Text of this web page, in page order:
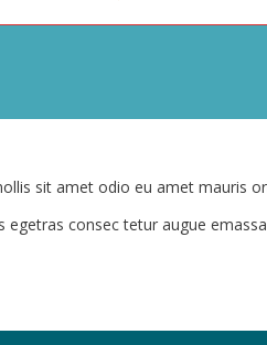
sit amet odio eu amet mauris
egetras consec tetur augue